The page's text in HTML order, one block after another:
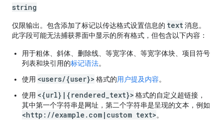
string
仅限输出。包含添加了标记以传达格式设置信息的 text消息。
此字段可能无法捕获界面中显示的所有格式，但包含以下内容：
用于粗体、斜体、删除线、等宽字体、等宽字体块、项目符号
列表和块引用的标记语法。
使用 <users/{user}> 格式的用户提及内容。
使用 <{url}|{rendered_text}> 格式的自定义超链接，
其中第一个字符串是网址，第二个字符串是呈现的文本，例如
<http://example.com|custom text>。